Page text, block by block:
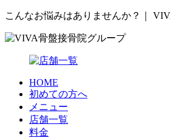
こんなお悩みはありませんか？｜
HOME
初めての方へ
メニュー
店舗一覧
料金